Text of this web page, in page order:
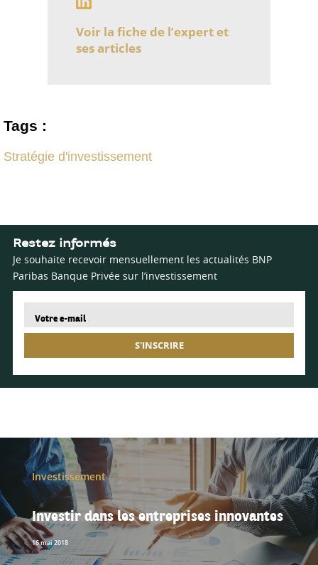
Voir la fiche de l’expert et
ses articles
Tags :
Stratégie d'investissement
Restez informés
Je souhaite recevoir mensuellement les actualités BNP
Paribas Banque Privée sur l’investissement
S'INSCRIRE
Investissement
Investir dans les entreprises innovantes
16 mai 2018